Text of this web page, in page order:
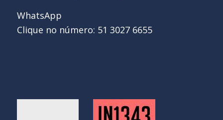
WhatsApp
Clique no número: 51 3027 6655